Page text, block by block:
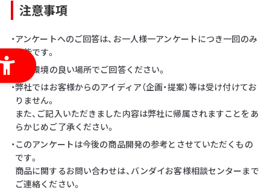
注意事項
・アンケートへのご回答は、お一人様一アンケートにつき一回のみ
可能です。
・通信環境の良い場所でご回答ください。
・弊社ではお客様からのアイディア（企画・提案）等は受け付けてお
りません。
また、ご記入いただきました内容は弊社に帰属されますことをあ
らかじめご了承ください。
・このアンケートは今後の商品開発の参考とさせていただくもの
です。
商品に関するお問い合わせは、バンダイお客様相談センターまで
ご連絡ください。